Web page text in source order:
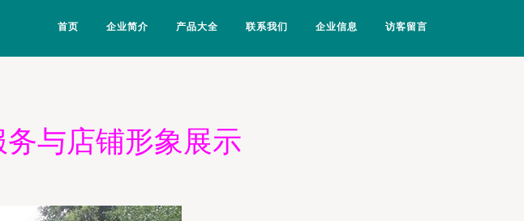
首页 企业简介 产品大全 联系我们 企业信息 访客留言
与店铺形象展示